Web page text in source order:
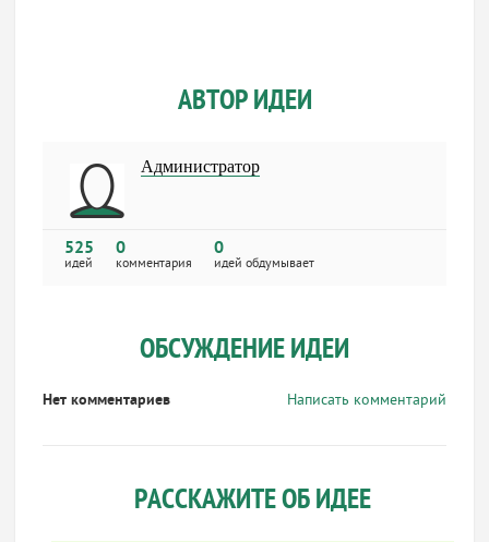
АВТОР ИДЕИ
Администратор
525
идей
0
комментария
0
идей обдумывает
ОБСУЖДЕНИЕ ИДЕИ
Написать комментарий
Нет комментариев
РАССКАЖИТЕ ОБ ИДЕЕ